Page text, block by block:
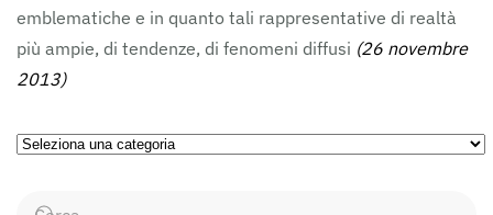
emblematiche e in quanto tali rappresentative di realtà
più ampie, di tendenze, di fenomeni diffusi (26 novembre
2013)
Ricerca
Categorie